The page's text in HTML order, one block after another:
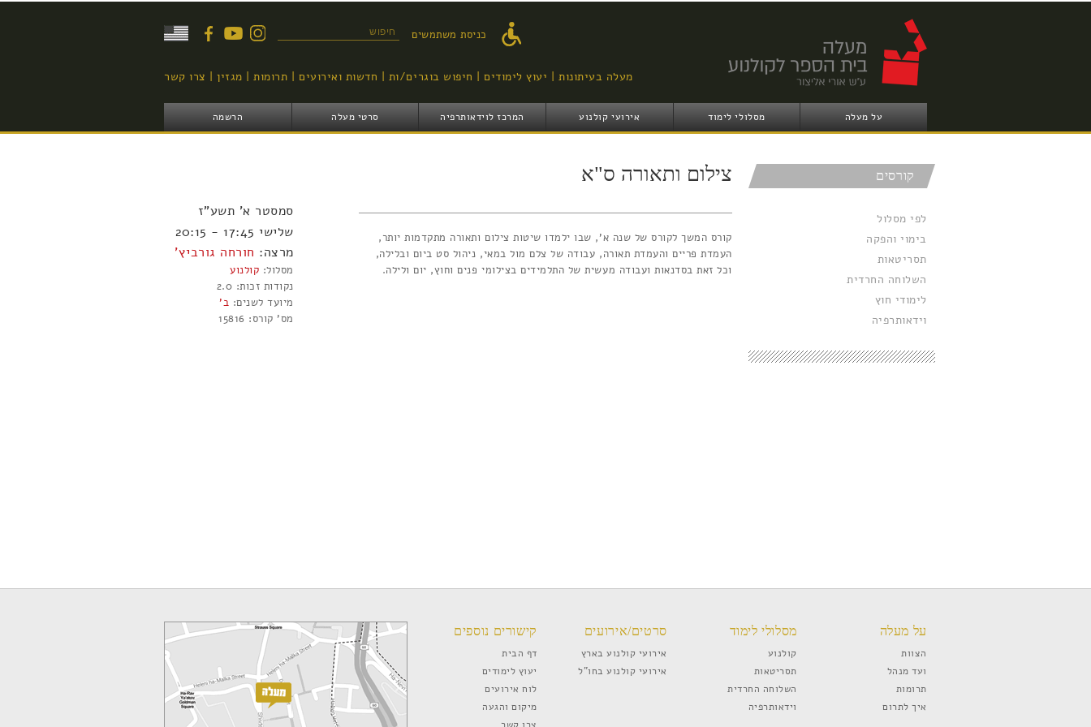
העיקרי
טופס חיפוש כניסת משתמשים
מעלה בעיתונות יעוץ לימודים חיפוש בוגרים/ות חדשות ואירועים תרומות מגזין צרו קשר
על מעלה מסלולי לימוד אירועי קולנוע המרכז לוידאותרפיה סרטי מעלה הרשמה
קורסים
לפי מסלול
בימוי והפקה
תסריטאות
השלוחה החרדית
לימודי חוץ
וידאותרפיה
צילום ותאורה ס"א
קורס המשך לקורס של שנה א', שבו ילמדו שיטות צילום ותאורה מתקדמות יותר,
העמדת פריים והעמדת תאורה, עבודה של צלם מול במאי, ניהול סט ביום ובלילה,
וכל זאת בסדנאות ועבודה מעשית של התלמידים בצילומי פנים וחוץ, יום ולילה.
סמסטר א' תשע"ז
שלישי 17:45 - 20:15
מרצה: חורחה גורביץ'
מסלול: קולנוע
נקודות זכות: 2.0
מיועד לשנים: ב'
מס' קורס: 15816
על מעלה
הצוות
ועד מנהל
תרומות
איך לתרום
מסלולי לימוד
קולנוע
תסריטאות
השלוחה החרדית
וידאותרפיה
סרטים/אירועים
אירועי קולנוע בארץ
אירועי קולנוע בחו”ל
קישורים נוספים
דף הבית
יעוץ לימודים
לוח אירועים
מיקום והגעה
צרו קשר